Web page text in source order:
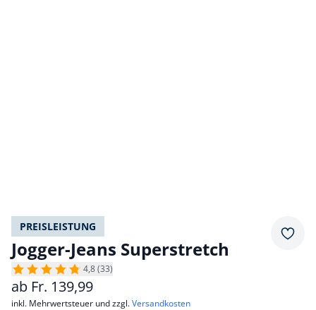
PREISLEISTUNG
Jogger-Jeans Superstretch
4,8 (33)
ab Fr. 139,99
inkl. Mehrwertsteuer und zzgl.Versandkosten